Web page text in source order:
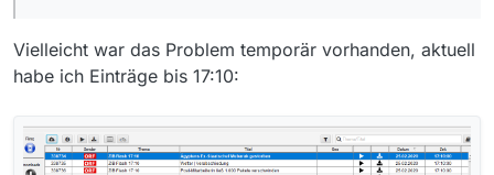
Vielleicht war das Problem temporär vorhanden, aktuell
habe ich Einträge bis 17:10: